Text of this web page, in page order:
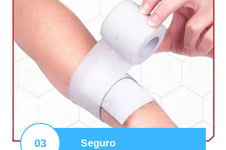
03 Seguro